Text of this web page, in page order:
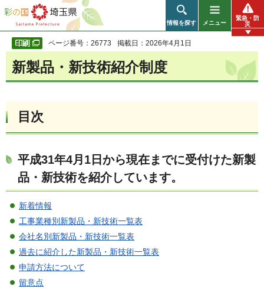
彩の国 埼玉県
情報を探す メニュー
緊急・防
災
ページ番号：26773 掲載日：2026年4月1日
新製品・新技術紹介制度
目次
平成31年4月1日から現在までに受付けた新製
品・新技術を紹介しています。
新着情報
工事業種別新製品・新技術一覧表
会社名別新製品・新技術一覧表
過去に紹介した新製品・新技術一覧表
申請方法について
留意点